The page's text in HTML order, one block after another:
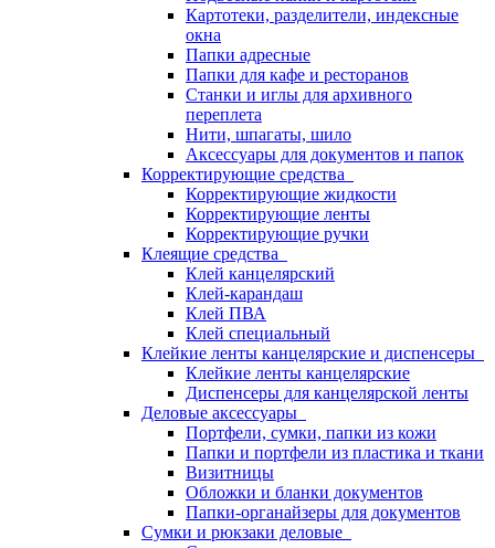
Картотеки, разделители, индексные
окна
Папки адресные
Папки для кафе и ресторанов
Станки и иглы для архивного
переплета
Нити, шпагаты, шило
Аксессуары для документов и папок
Корректирующие средства
Корректирующие жидкости
Корректирующие ленты
Корректирующие ручки
Клеящие средства
Клей канцелярский
Клей-карандаш
Клей ПВА
Клей специальный
Клейкие ленты канцелярские и диспенсеры
Клейкие ленты канцелярские
Диспенсеры для канцелярской ленты
Деловые аксессуары
Портфели, сумки, папки из кожи
Папки и портфели из пластика и ткани
Визитницы
Обложки и бланки документов
Папки-органайзеры для документов
Сумки и рюкзаки деловые